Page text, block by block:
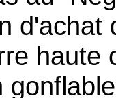
d'achat
haute